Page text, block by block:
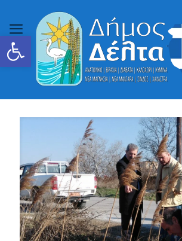
Ανοίξτε τη γραμμή εργαλείων